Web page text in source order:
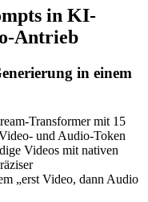
in KI-
Antrieb
in einem
Transformer mit 15
und Audio-Token
Videos mit nativen
„erst Video, dann Audio